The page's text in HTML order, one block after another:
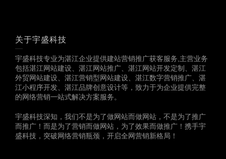
关于宇盛科技
宇盛科技专业为湛江企业提供建站营销推广获客服务,主营业务
包括湛江网站建设、湛江网站推广、湛江网站开发定制、湛江
外贸网站建设、湛江营销型网站建设、湛江数字营销推广、湛
江小程序开发、湛江品牌创意设计等，致力于为企业提供完整
的网络营销一站式解决方案服务。
宇盛科技深知，我们不是为了做网站而做网站，不是为了推广
而推广！而是为了营销而做网站，为了效果而做推广！携手宇
盛科技，突破网络营销瓶颈，开启全网营销新格局！